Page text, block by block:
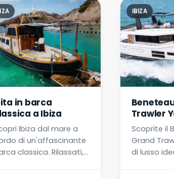
in barca
a Ibiza
Ibiza dal mare a
di un'affascinante
classica. Rilassati,
IBIZA
Trawler
Scoprite il
Grand
di lusso